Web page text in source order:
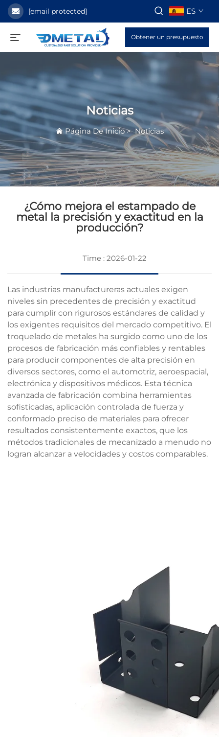
[email protected] ES
Obtener un presupuesto
Noticias
Página De Inicio> Noticias
¿Cómo mejora el estampado de
metal la precisión y exactitud en la
producción?
Time : 2026-01-22
Las industrias manufactureras actuales exigen
niveles sin precedentes de precisión y exactitud
para cumplir con rigurosos estándares de calidad y
los exigentes requisitos del mercado competitivo. El
troquelado de metales ha surgido como uno de los
procesos de fabricación más confiables y rentables
para producir componentes de alta precisión en
diversos sectores, como el automotriz, aeroespacial,
electrónica y dispositivos médicos. Esta técnica
avanzada de fabricación combina herramientas
sofisticadas, aplicación controlada de fuerza y
conformado preciso de materiales para ofrecer
resultados consistentemente exactos, que los
métodos tradicionales de mecanizado a menudo no
logran alcanzar a velocidades y costos comparables.